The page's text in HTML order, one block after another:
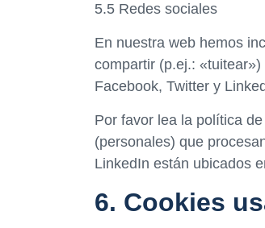
5.5 Redes sociales
En nuestra web hemos
compartir (p.ej.:
Facebook, Twitter y
Por favor lea la política
(personales) que
LinkedIn están ubicados
6. Cookies